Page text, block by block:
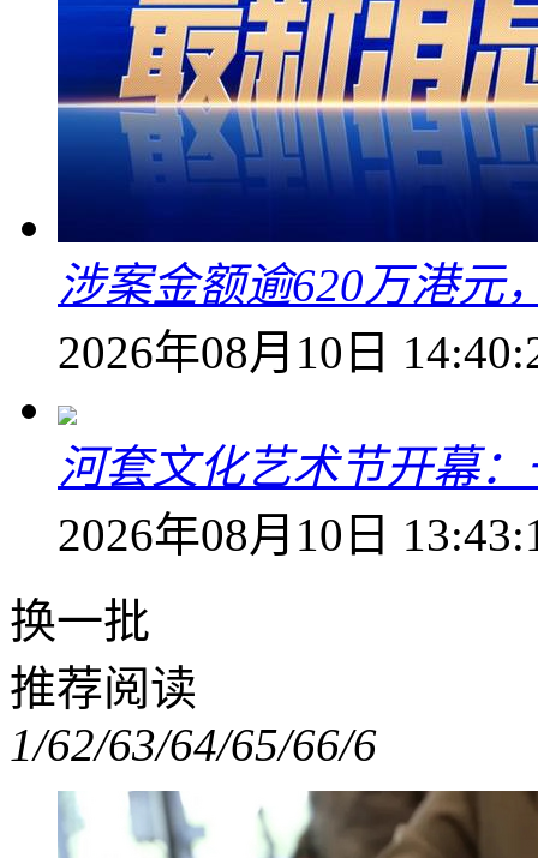
涉案金额逾620万港元
2026年08月10日
河套文化艺术节开幕
2026年08月10日
换一批
推荐阅读
1/62/63/64/65/66/6